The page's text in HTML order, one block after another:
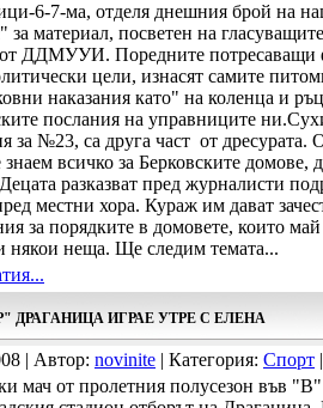
6-7-ма, отделя днешния брой на
за материал, посветен на
ДДМУУИ. Поредните потресаващи
цели, изнасят самите
наказания като" на коленца и
послания на управниците
за №23, са друга част от дресурата.
всичко за Берковските домове,
разказват пред журналисти
местни хора. Кураж им дават
за порядките в домовете, които
някои неща. Ще следим темата...
ДРАГАНИЦА ИГРАЕ УТРЕ С ЕЛЕНА
| Автор: novinite | Категория: Спорт
мач от пролетния полусезон във "В"